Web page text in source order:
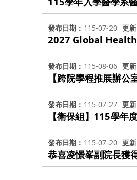
發布日期 115-07-20 更
2027 Global
發布日期 115-08-06 更
【跨院學程推展辦
發布日期 115-07-27 更
【衛保組】115學年
發布日期 115-07-20 更
恭喜凌憬峯副院長獲